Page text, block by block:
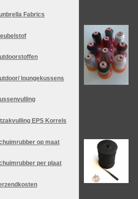
Fabrics
loungekussens
EPS Korrels
op maat
per plaat